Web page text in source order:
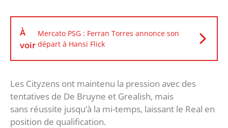
À
voir
Mercato PSG : Ferran Torres annonce son
départ à Hansi Flick
Les Cityzens ont maintenu la pression avec des
tentatives de De Bruyne et Grealish, mais
sans réussite jusqu’à la mi-temps, laissant le Real en
position de qualification.